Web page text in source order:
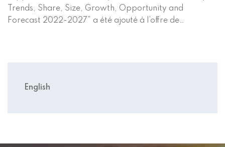
Trends, Share, Size, Growth, Opportunity and
Forecast 2022-2027” a été ajouté à l’offre de
English